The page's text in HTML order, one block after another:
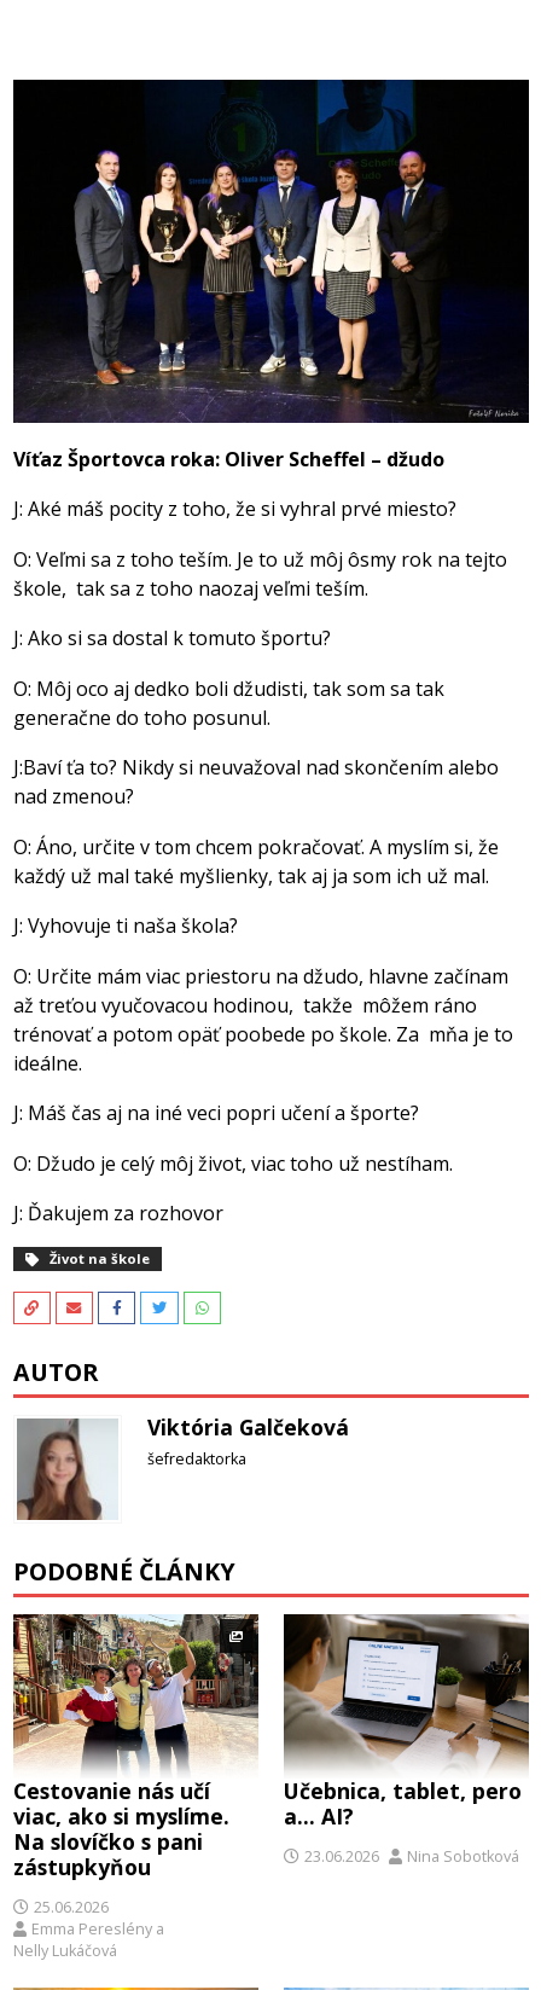
Víťaz Športovca roka: Oliver Scheffel – džudo
J: Aké máš pocity z toho, že si vyhral prvé miesto?
O: Veľmi sa z toho teším. Je to už môj ôsmy rok na tejto
škole, tak sa z toho naozaj veľmi teším.
J: Ako si sa dostal k tomuto športu?
O: Môj oco aj dedko boli džudisti, tak som sa tak
generačne do toho posunul.
J:Baví ťa to? Nikdy si neuvažoval nad skončením alebo
nad zmenou?
O: Áno, určite v tom chcem pokračovať. A myslím si, že
každý už mal také myšlienky, tak aj ja som ich už mal.
J: Vyhovuje ti naša škola?
O: Určite mám viac priestoru na džudo, hlavne začínam
až treťou vyučovacou hodinou, takže môžem ráno
trénovať a potom opäť poobede po škole. Za mňa je to
ideálne.
J: Máš čas aj na iné veci popri učení a športe?
O: Džudo je celý môj život, viac toho už nestíham.
J: Ďakujem za rozhovor
Život na škole
AUTOR
Viktória Galčeková
šefredaktorka
PODOBNÉ ČLÁNKY
Cestovanie nás učí
viac, ako si myslíme.
Na slovíčko s pani
zástupkyňou
25.06.2026
Emma Pereslénya
Nelly Lukáčová
Učebnica, tablet, pero
a… AI?
23.06.2026 Nina Sobotková